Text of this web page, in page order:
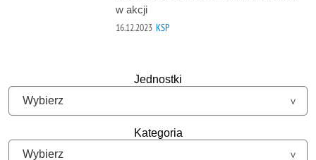
w akcji
16.12.2023 KSP
Jednostki
Kategoria